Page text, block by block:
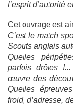
l’esprit d’autorité
Cet ouvrage est
C’est le match
Scouts anglais
Quelles
parfois drôles
œuvre des
Quelles
froid, d’adresse,